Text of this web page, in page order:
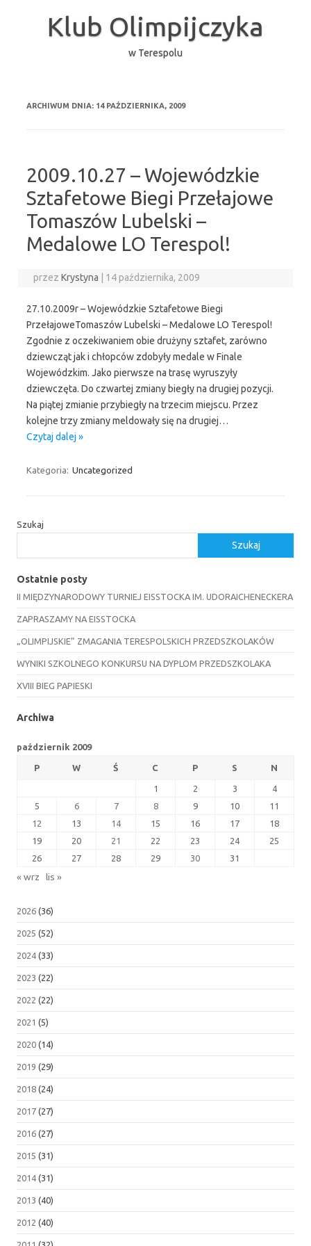
Klub Olimpijczyka
w Terespolu
ARCHIWUM DNIA: 14 PAŹDZIERNIKA, 2009
2009.10.27 – Wojewódzkie
Sztafetowe Biegi Przełajowe
Tomaszów Lubelski –
Medalowe LO Terespol!
przezKrystyna 14 października, 2009
27.10.2009r – Wojewódzkie Sztafetowe Biegi
PrzełajoweTomaszów Lubelski – Medalowe LO Terespol!
Zgodnie z oczekiwaniem obie drużyny sztafet, zarówno
dziewcząt jak i chłopców zdobyły medale w Finale
Wojewódzkim. Jako pierwsze na trasę wyruszyły
dziewczęta. Do czwartej zmiany biegły na drugiej pozycji.
Na piątej zmianie przybiegły na trzecim miejscu. Przez
kolejne trzy zmiany meldowały się na drugiej…
Czytaj dalej »
Kategoria: Uncategorized
Szukaj
Szukaj
Ostatnie posty
II MIĘDZYNARODOWY TURNIEJ EISSTOCKA IM. UDORAICHENECKERA
ZAPRASZAMY NA EISSTOCKA
„OLIMPIJSKIE” ZMAGANIA TERESPOLSKICH PRZEDSZKOLAKÓW
WYNIKI SZKOLNEGO KONKURSU NA DYPLOM PRZEDSZKOLAKA
XVIII BIEG PAPIESKI
Archiwa
październik 2009
P W Ś C P S N
1 2 3
4
5
6 7 8 9 10
11
12
13 14 15 16 17
18
19
20 21 22 23 24
25
26
27 28 29 30 31
« wrz lis »
2026 (36)
2025 (52)
2024 (33)
2023 (22)
2022 (22)
2021 (5)
2020 (14)
2019 (29)
2018 (24)
2017 (27)
2016 (27)
2015 (31)
2014 (31)
2013 (40)
2012 (40)